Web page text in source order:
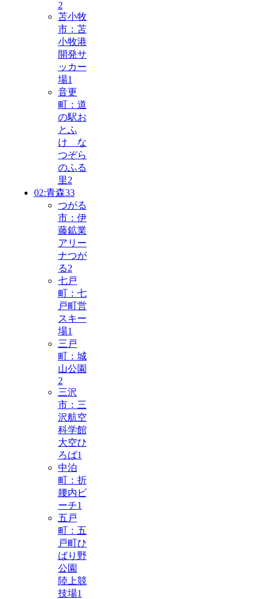
2
苫小牧
市：苫
小牧港
開発サ
ッカー
場1
音更
町：道
の駅お
とふ
け な
つぞら
のふる
里2
02:青森33
つがる
市：伊
藤鉱業
アリー
ナつが
る2
七戸
町：七
戸町営
スキー
場1
三戸
町：城
山公園
2
三沢
市：三
沢航空
科学館
大空ひ
ろば1
中泊
町：折
腰内ビ
ーチ1
五戸
町：五
戸町ひ
ばり野
公園
陸上競
技場1